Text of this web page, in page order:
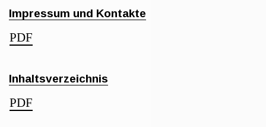
Impressum und Kontakte
PDF
Inhaltsverzeichnis
PDF